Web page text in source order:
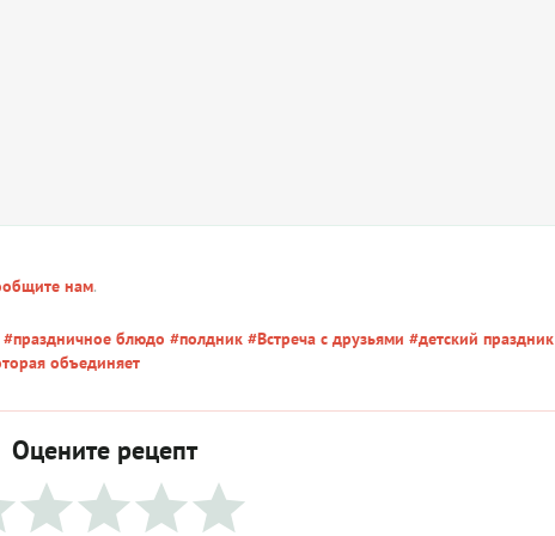
нам.
#праздничное блюдо #полдник #Встреча с друзьями #детский праздник
объединяет
Оцените рецепт